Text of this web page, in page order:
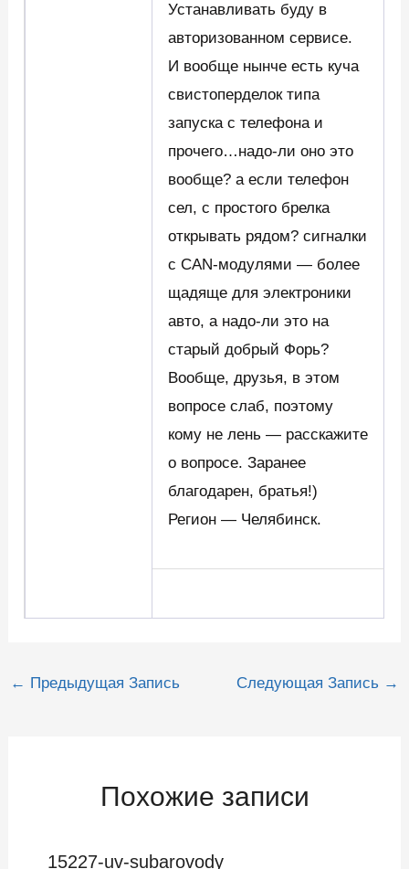
Устанавливать буду в
авторизованном сервисе.
И вообще нынче есть куча
свистоперделок типа
запуска с телефона и
прочего…надо-ли оно это
вообще? а если телефон
сел, с простого брелка
открывать рядом? сигналки
с CAN-модулями — более
щадяще для электроники
авто, а надо-ли это на
старый добрый Форь?
Вообще, друзья, в этом
вопросе слаб, поэтому
кому не лень — расскажите
о вопросе. Заранее
благодарен, братья!)
Регион — Челябинск.
Навигация
← Предыдущая Запись Следующая Запись →
Похожие записи
15227-uv-subarovody